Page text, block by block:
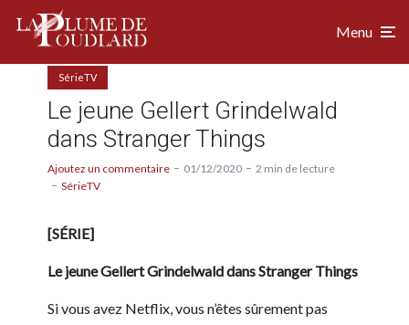
Menu
SérieTV
Le jeune Gellert Grindelwald
dans Stranger Things
Ajoutez un commentaire 01/12/2020
2 min de lecture
SérieTV
[SÉRIE]
Le jeune Gellert Grindelwald dans Stranger Things
Si vous avez Netflix, vous n’êtes sûrement pas